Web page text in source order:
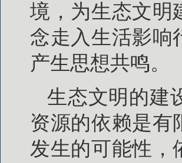
境，为生态文明
念走入生活影响
产生思想共鸣。
生态文明的建
资源的依赖是有
发生的可能性，